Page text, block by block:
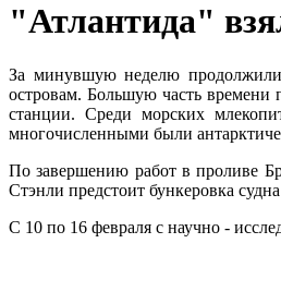
"Атлантида"
За минувшую неделю
островам. Большую часть времени
станции. Среди морских
многочисленными были
По завершению работ в проливе
Стэнли предстоит бункеровка
С 10 по 16 февраля с научно -